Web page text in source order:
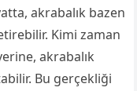
akrabalık bazen
Kimi zaman
akrabalık
Bu gerçekliği